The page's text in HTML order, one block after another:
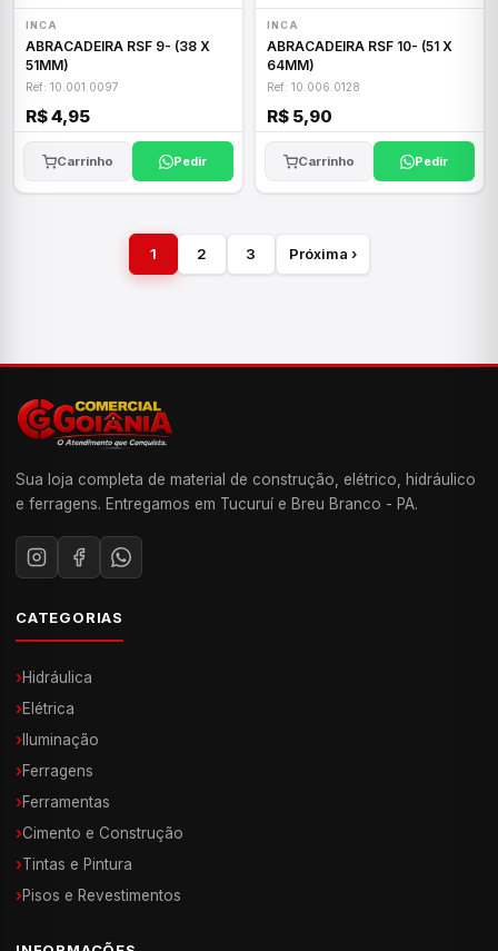
INCA
ABRACADEIRA RSF 9- (38 X
51MM)
Ref: 10.001.0097
R$ 4,95
Carrinho Pedir
INCA
ABRACADEIRA RSF 10- (51 X
64MM)
Ref: 10.006.0128
R$ 5,90
Carrinho Pedir
1 2 3 Próxima ›
Sua loja completa de material de construção, elétrico, hidráulico
e ferragens. Entregamos em Tucuruí e Breu Branco - PA.
CATEGORIAS
›Hidráulica
›Elétrica
› Iluminação
›Ferragens
›Ferramentas
›Cimento e Construção
›Tintas e Pintura
›Pisos e Revestimentos